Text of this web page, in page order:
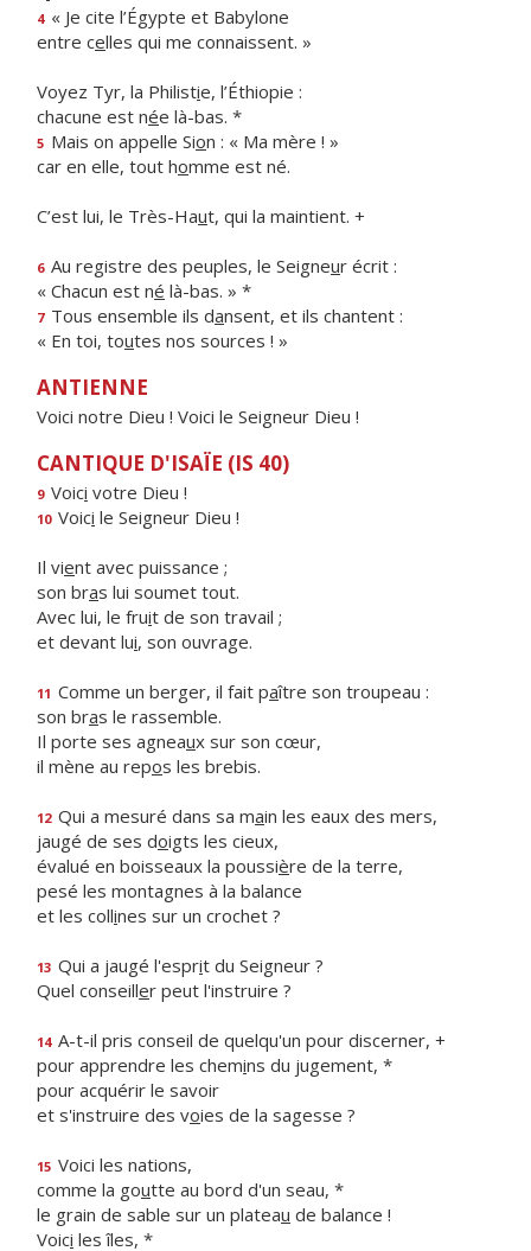
4 « Je cite l’Égypte et Babylone
entre celles qui me connaissent. »
Voyez Tyr, la Philistie, l’Éthiopie :
chacune est née là-bas. *
5 Mais on appelle Sion : « Ma mère ! »
car en elle, tout homme est né.
C’est lui, le Très-Haut, qui la maintient. +
6 Au registre des peuples, le Seigneur écrit :
« Chacun est né là-bas. » *
7 Tous ensemble ils dansent, et ils chantent :
« En toi, toutes nos sources ! »
ANTIENNE
Voici notre Dieu ! Voici le Seigneur Dieu !
CANTIQUE D'ISAÏE (IS 40)
9 Voici votre Dieu !
10 Voici le Seigneur Dieu !
Il vient avec puissance ;
son bras lui soumet tout.
Avec lui, le fruit de son travail ;
et devant lui, son ouvrage.
11 Comme un berger, il fait paître son troupeau :
son bras le rassemble.
Il porte ses agneaux sur son cœur,
il mène au repos les brebis.
12 Qui a mesuré dans sa main les eaux des mers,
jaugé de ses doigts les cieux,
évalué en boisseaux la poussière de la terre,
pesé les montagnes à la balance
et les collines sur un crochet ?
13 Qui a jaugé l'esprit du Seigneur ?
Quel conseiller peut l'instruire ?
14 A-t-il pris conseil de quelqu'un pour discerner, +
pour apprendre les chemins du jugement, *
pour acquérir le savoir
et s'instruire des voies de la sagesse ?
15 Voici les nations,
comme la goutte au bord d'un seau, *
le grain de sable sur un plateau de balance !
Voici les îles, *